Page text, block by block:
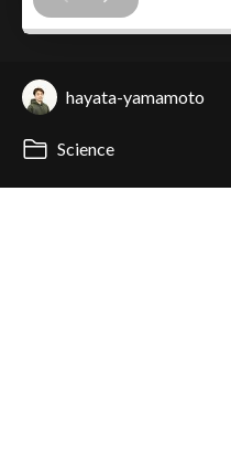
hayata-yamamoto
Science